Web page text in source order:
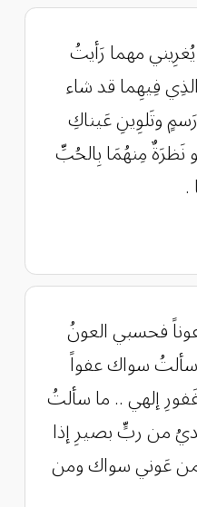
‌مهما رَأيتُ
فِيهِما قد شاء
وتَلوِينِ عَيناكِ
نَظرَةٌ مِنهُمَا بِالحُبِّ
.
فحسبي العونُ
سواك عفواً
إلهي .. ما سألتُ
من ربٍّ بصيرِ إذا
عَوني سواك ومن